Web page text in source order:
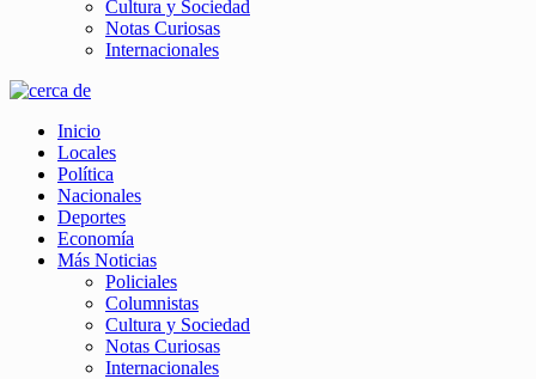
Cultura y Sociedad
Notas Curiosas
Internacionales
Inicio
Locales
Política
Nacionales
Deportes
Economía
Más Noticias
Policiales
Columnistas
Cultura y Sociedad
Notas Curiosas
Internacionales